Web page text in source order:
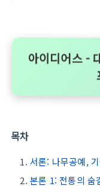
아이디어스 -
목차
서론: 나무공예,
본론 1: 전통의 숨